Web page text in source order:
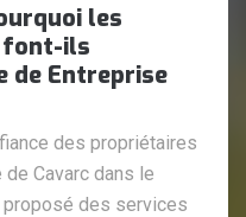
les
font-ils
de Entreprise
des propriétaires
Cavarc dans le
proposé des services